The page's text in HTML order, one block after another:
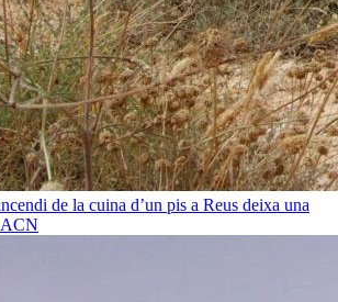
de la cuina d’un pis a Reus deixa una
ACN